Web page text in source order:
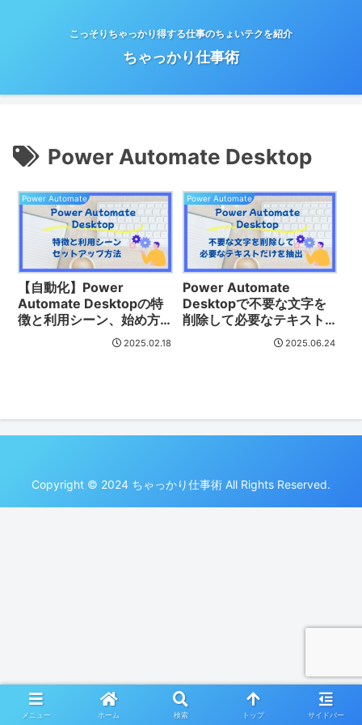
こっそりちゃっかり得する仕事のちょいテクを紹介
ちゃっかり仕事術
Power Automate Desktop
Power Automate
【自動化】Power
Automate Desktopの特
徴と利用シーン、始め方
2025.02.18
Power Automate
Power Automate
Desktopで不要な文字を
削除して必要なテキスト
のみを抽出する方法2025.06.24
Copyright © 2024 ちゃっかり仕事術 All Rights Reserved.
メニュー ホーム 検索 トップ サイドバー